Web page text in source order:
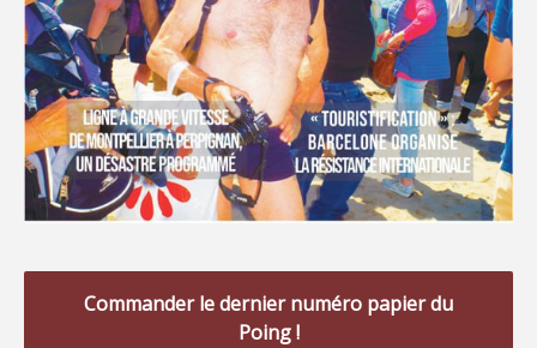
Commander le dernier numéro papier du
Poing !